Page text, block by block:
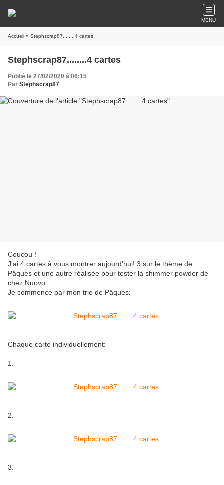
MENU
Accueil » Stephscrap87........4 cartes
Stephscrap87........4 cartes
Publié le 27/02/2020 à 06:15
Par Stephscrap87
Coucou !
J'ai 4 cartes à vous montrer aujourd'hui! 3 sur le thème de
Pâques et une autre réalisée pour tester la shimmer powder de
chez Nuovo.
Je commence par mon trio de Pâques:
Chaque carte individuellement:
1.
2.
3.